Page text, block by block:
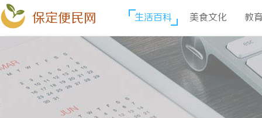
保定便民网 生活百科 美食文化 教